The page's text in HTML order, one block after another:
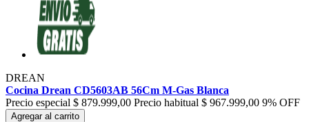
DREAN
Cocina Drean CD5603AB 56Cm M-Gas Blanca
Precio especial $ 879.999,00 Precio habitual $ 967.999,00 9% OFF
Agregar al carrito